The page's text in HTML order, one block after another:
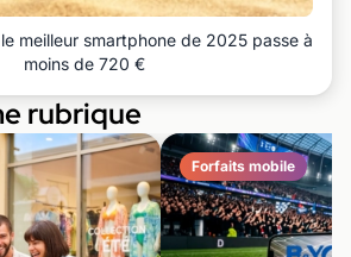
meilleur smartphone de 2025 passe à
moins de 720 €
rubrique
Forfaits mobile